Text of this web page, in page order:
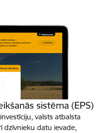
sistēma (EPS)
valsts atbalsta
dzīvnieku datu ievade,